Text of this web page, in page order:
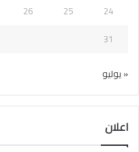
24
25
26
31
« يوليو
اعلان